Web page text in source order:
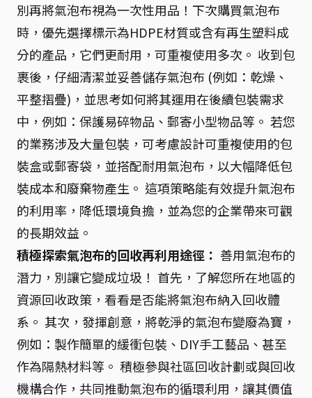
別再將氣泡布視為一次性用品！下次購買氣泡布
時，優先選擇標示為HDPE材質或含有再生塑料成
分的產品，它們更耐用，可重複使用多次。 收到包
裹後，仔細清潔並妥善儲存氣泡布 (例如：乾燥、
平整摺疊)，並思考如何將其運用在後續包裝需求
中，例如：保護易碎物品、郵寄小型物品等。 若您
的業務涉及大量包裝，可考慮設計可重複使用的包
裝盒或郵寄袋，並搭配耐用氣泡布，以大幅降低包
裝成本和廢棄物產生。 這項策略能有效提升氣泡布
的利用率，降低環境負擔，並為您的企業帶來可觀
的長期效益。
積極探索氣泡布的回收再利用途徑： 善用氣泡布的
潛力，別讓它變成垃圾！ 首先，了解您所在地區的
資源回收政策，看看是否能將氣泡布納入回收體
系。 其次，發揮創意，將乾淨的氣泡布變廢為寶，
例如：製作簡單的緩衝包裝、DIY手工藝品、甚至
作為隔熱材料等。 積極參與社區回收計劃或與回收
機構合作，共同推動氣泡布的循環利用，讓其價值